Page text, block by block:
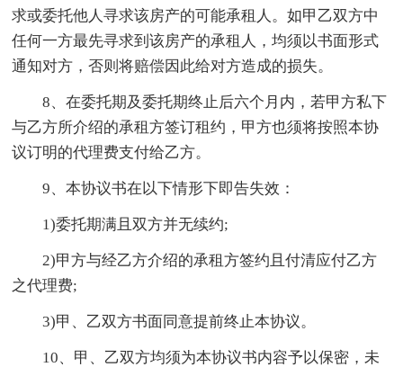
求或委托他人寻求该房产的可能承租人。如甲乙双方中
任何一方最先寻求到该房产的承租人，均须以书面形式
通知对方，否则将赔偿因此给对方造成的损失。
8、在委托期及委托期终止后六个月内，若甲方私下
与乙方所介绍的承租方签订租约，甲方也须将按照本协
议订明的代理费支付给乙方。
9、本协议书在以下情形下即告失效：
1)委托期满且双方并无续约;
2)甲方与经乙方介绍的承租方签约且付清应付乙方
之代理费;
3)甲、乙双方书面同意提前终止本协议。
10、甲、乙双方均须为本协议书内容予以保密，未